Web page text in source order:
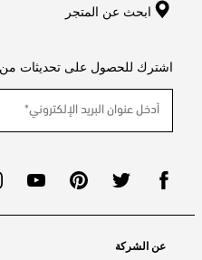
ابحث عن المتجر
اشترك للحصول على تحديثات
عن الشركة